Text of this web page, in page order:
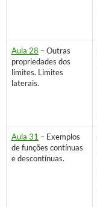
Aula 28 – Outras
propriedades dos
limites. Limites
laterais.
Aula 31 – Exemplos
de funções contínuas
e descontínuas.